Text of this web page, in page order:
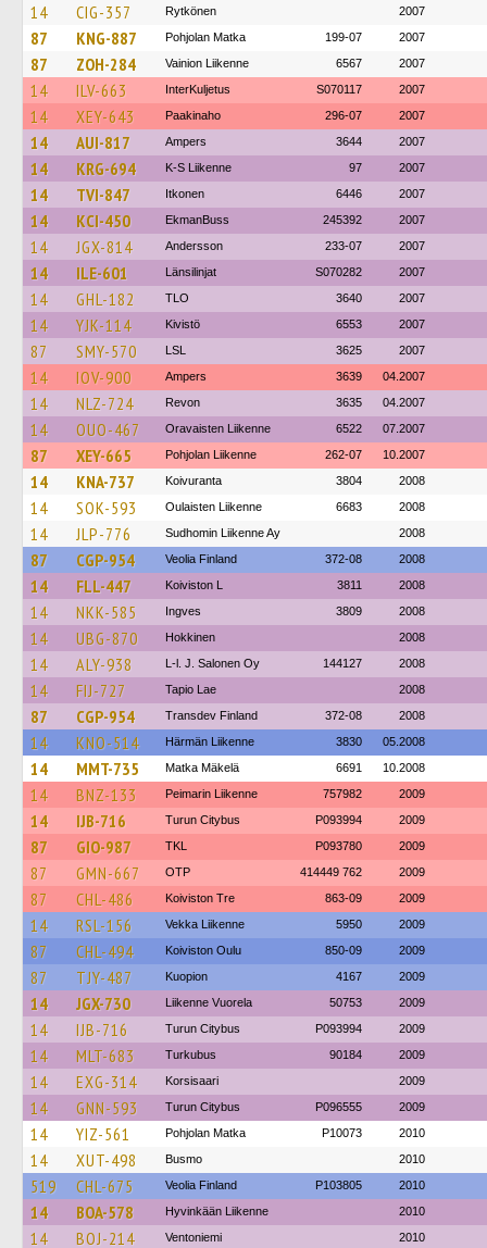
14 CIG-357 Rytkönen 2007
87 KNG-887 Pohjolan Matka 199-07 2007
87 ZOH-284 Vainion Liikenne 6567 2007
14 ILV-663 InterKuljetus S070117 2007
14 XEY-643 Paakinaho 296-07 2007
14 AUI-817 Ampers 3644 2007
14 KRG-694 K-S Liikenne 97 2007
14 TVI-847 Itkonen 6446 2007
14 KCI-450 EkmanBuss 245392 2007
14 JGX-814 Andersson 233-07 2007
14 ILE-601 Länsilinjat S070282 2007
14 GHL-182 TLO 3640 2007
14 YJK-114 Kivistö 6553 2007
87 SMY-570 LSL 3625 2007
14 IOV-900 Ampers 3639 04.2007
14 NLZ-724 Revon 3635 04.2007
14 OUO-467 Oravaisten Liikenne 6522 07.2007
87 XEY-665 Pohjolan Liikenne 262-07 10.2007
14 KNA-737 Koivuranta 3804 2008
14 SOK-593 Oulaisten Liikenne 6683 2008
14 JLP-776 Sudhomin Liikenne Ay 2008
87 CGP-954 Veolia Finland 372-08 2008
14 FLL-447 Koiviston L 3811 2008
14 NKK-585 Ingves 3809 2008
14 UBG-870 Hokkinen 2008
14 ALY-938 L-l. J. Salonen Oy 144127 2008
14 FIJ-727 Tapio Lae 2008
87 CGP-954 Transdev Finland 372-08 2008
14 KNO-514 Härmän Liikenne 3830 05.2008
14 MMT-735 Matka Mäkelä 6691 10.2008
14 BNZ-133 Peimarin Liikenne 757982 2009
14 IJB-716 Turun Citybus P093994 2009
87 GIO-987 TKL P093780 2009
87 GMN-667 OTP 414449 762 2009
87 CHL-486 Koiviston Tre 863-09 2009
14 RSL-156 Vekka Liikenne 5950 2009
87 CHL-494 Koiviston Oulu 850-09 2009
87 TJY-487 Kuopion 4167 2009
14 JGX-730 Liikenne Vuorela 50753 2009
14 IJB-716 Turun Citybus P093994 2009
14 MLT-683 Turkubus 90184 2009
14 EXG-314 Korsisaari 2009
14 GNN-593 Turun Citybus P096555 2009
14 YIZ-561 Pohjolan Matka P10073 2010
14 XUT-498 Busmo 2010
519 CHL-675 Veolia Finland P103805 2010
14 BOA-578 Hyvinkään Liikenne 2010
14 BOJ-214 Ventoniemi 2010